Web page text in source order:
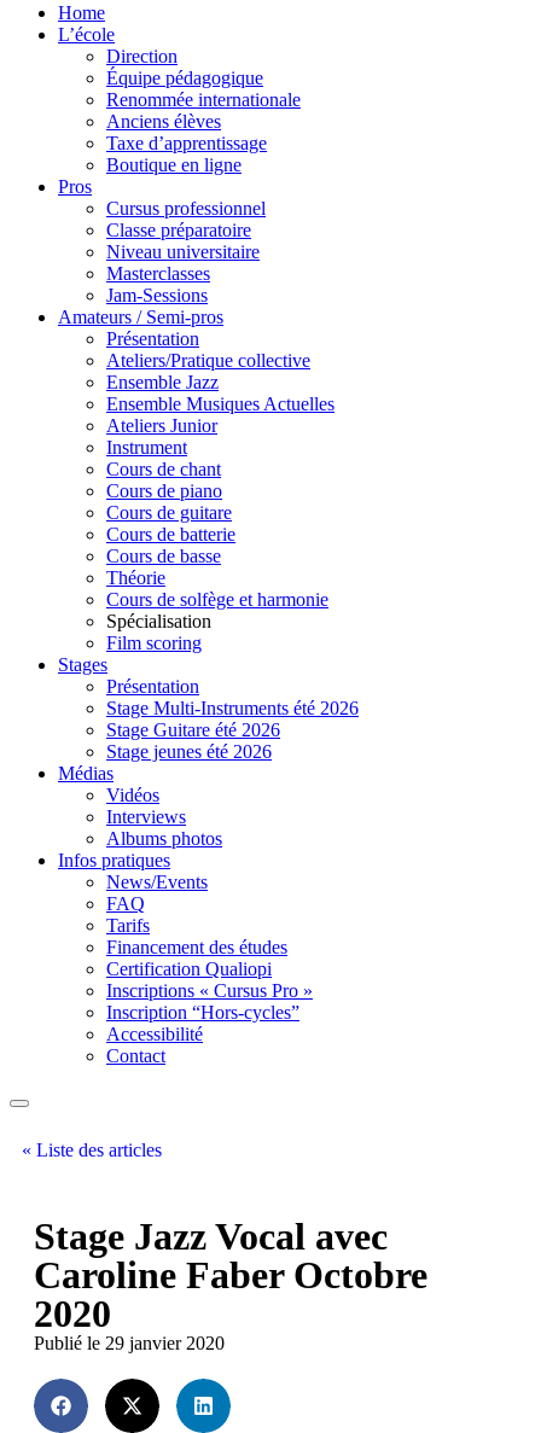
Home
L’école
Direction
Équipe pédagogique
Renommée internationale
Anciens élèves
Taxe d’apprentissage
Boutique en ligne
Pros
Cursus professionnel
Classe préparatoire
Niveau universitaire
Masterclasses
Jam-Sessions
Amateurs / Semi-pros
Présentation
Ateliers/Pratique collective
Ensemble Jazz
Ensemble Musiques Actuelles
Ateliers Junior
Instrument
Cours de chant
Cours de piano
Cours de guitare
Cours de batterie
Cours de basse
Théorie
Cours de solfège et harmonie
Spécialisation
Film scoring
Stages
Présentation
Stage Multi-Instruments été 2026
Stage Guitare été 2026
Stage jeunes été 2026
Médias
Vidéos
Interviews
Albums photos
Infos pratiques
News/Events
FAQ
Tarifs
Financement des études
Certification Qualiopi
Inscriptions « Cursus Pro »
Inscription “Hors-cycles”
Accessibilité
Contact
« Liste des articles
Stage Jazz Vocal avec
Caroline Faber Octobre
2020
Publié le 29 janvier 2020